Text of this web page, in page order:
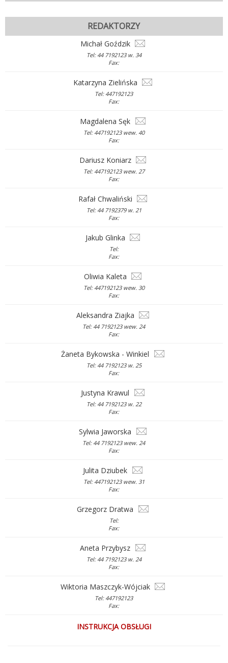
REDAKTORZY
Michał Goździk
Tel: 44 7192123 w. 34
Fax:
Katarzyna Zielińska
Tel: 447192123
Fax:
Magdalena Sęk
Tel: 447192123 wew. 40
Fax:
Dariusz Koniarz
Tel: 447192123 wew. 27
Fax:
Rafał Chwaliński
Tel: 44 7192379 w. 21
Fax:
Jakub Glinka
Tel:
Fax:
Oliwia Kaleta
Tel: 447192123 wew. 30
Fax:
Aleksandra Ziajka
Tel: 44 7192123 wew. 24
Fax:
Żaneta Bykowska - Winkiel
Tel: 44 7192123 w. 25
Fax:
Justyna Krawul
Tel: 44 7192123 w. 22
Fax:
Sylwia Jaworska
Tel: 44 7192123 wew. 24
Fax:
Julita Dziubek
Tel: 447192123 wew. 31
Fax:
Grzegorz Dratwa
Tel:
Fax:
Aneta Przybysz
Tel: 44 7192123 w. 24
Fax:
Wiktoria Maszczyk-Wójciak
Tel: 447192123
Fax:
INSTRUKCJA OBSŁUGI